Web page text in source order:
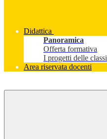
Didattica
Panoramica
Offerta formativa
I progetti delle classi
Area riservata docenti